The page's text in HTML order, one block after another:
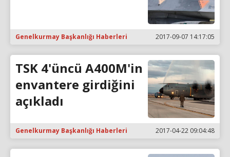
Genelkurmay Başkanlığı Haberleri 2017-09-07 14:17:05
TSK 4'üncü A400M'in
envantere girdiğini
açıkladı
Genelkurmay Başkanlığı Haberleri 2017-04-22 09:04:48